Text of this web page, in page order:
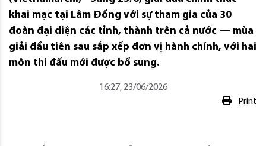
khai mạc tại Lâm Đồng với sự tham gia của 30
đoàn đại diện các tỉnh, thành trên cả nước — mùa
giải đầu tiên sau sắp xếp đơn vị hành chính, với hai
môn thi đấu mới được bổ sung.
16:27, 23/06/2026
Print